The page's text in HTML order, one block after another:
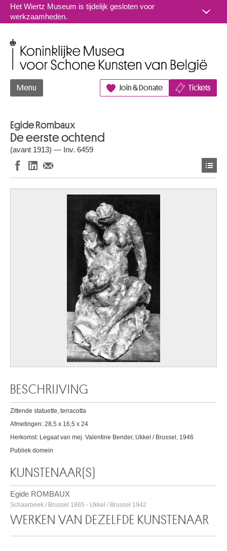
Naar inhoud
Het Wiertz Museum is tijdelijk gesloten voor
werkzaamheden.
Menu Join & Donate Tickets
Egide Rombaux
De eerste ochtend
(avant 1913) — Inv. 6459
BESCHRIJVING
Zittende statuette, terracotta
Afmetingen: 28,5 x 16,5 x 24
Herkomst: Legaat van mej. Valentine Bender, Ukkel / Brussel, 1946
Publiek domein
KUNSTENAAR(S)
Egide ROMBAUX
Schaarbeek / Brussel 1865 - Ukkel / Brussel 1942
WERKEN VAN DEZELFDE KUNSTENAAR